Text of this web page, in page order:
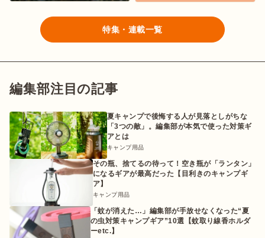
特集・連載一覧
編集部注目の記事
夏キャンプで後悔する人が見落としがちな
「3つの敵」。編集部が本気で使った対策ギ
アとは
キャンプ用品
その瓶、捨てるの待って！空き瓶が「ランタン」
になるギアが最高だった【目利きのキャンプギ
ア】
キャンプ用品
「蚊が消えた…」編集部が手放せなくなった“夏
の虫対策キャンプギア”10選【蚊取り線香ホルダ
ーetc.】